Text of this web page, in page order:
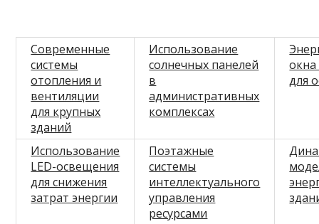
Современные
системы
отопления и
вентиляции
для крупных
зданий
Использование
солнечных панелей
в
административных
комплексах
окна
для
Использование
LED-освещения
для снижения
затрат энергии
Поэтажные
системы
интеллектуального
управления
ресурсами